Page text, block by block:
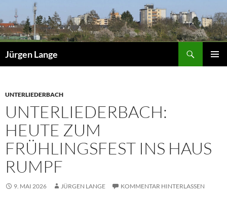
Inhalt
springen
Jürgen Lange
UNTERLIEDERBACH
UNTERLIEDERBACH:
HEUTE ZUM
FRÜHLINGSFEST INS HAUS
RUMPF
9. MAI 2026 JÜRGEN LANGE KOMMENTAR HINTERLASSEN